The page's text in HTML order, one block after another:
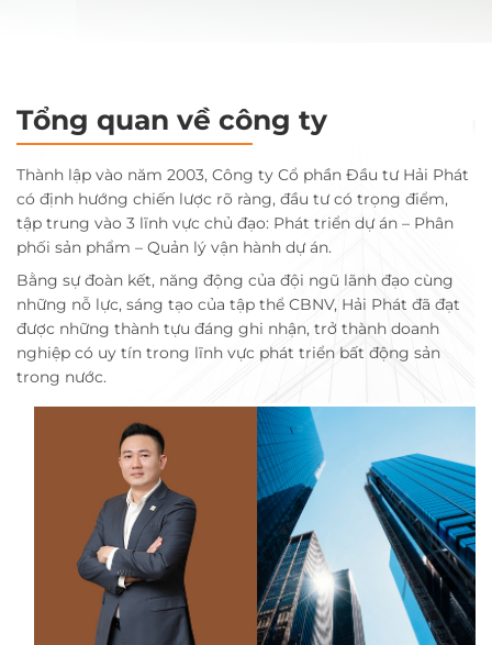
Tổng quan về công ty
Thành lập vào năm 2003, Công ty Cổ phần Đầu tư Hải Phát
có định hướng chiến lược rõ ràng, đầu tư có trọng điểm,
tập trung vào 3 lĩnh vực chủ đạo: Phát triển dự án – Phân
phối sản phẩm – Quản lý vận hành dự án.
Bằng sự đoàn kết, năng động của đội ngũ lãnh đạo cùng
những nỗ lực, sáng tạo của tập thể CBNV, Hải Phát đã đạt
được những thành tựu đáng ghi nhận, trở thành doanh
nghiệp có uy tín trong lĩnh vực phát triển bất động sản
trong nước.